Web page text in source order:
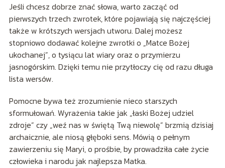
Jeśli chcesz dobrze znać słowa, warto zacząć od
pierwszych trzech zwrotek, które pojawiają się najczęściej
także w krótszych wersjach utworu. Dalej możesz
stopniowo dodawać kolejne zwrotki o „Matce Bożej
ukochanej”, o tysiącu lat wiary oraz o przymierzu
jasnogórskim. Dzięki temu nie przytłoczy cię od razu długa
lista wersów.
Pomocne bywa też zrozumienie nieco starszych
sformułowań. Wyrażenia takie jak „łaski Bożej udziel
zdroje” czy „weź nas w świętą Twą niewolę” brzmią dzisiaj
archaicznie, ale niosą głęboki sens. Mówią o pełnym
zawierzeniu się Maryi, o prośbie, by prowadziła całe życie
człowieka i narodu jak najlepsza Matka.